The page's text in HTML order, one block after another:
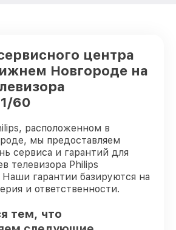
центра
Новгороде на
60
расположенном в
мы предоставляем
сервиса и гарантий для
телевизора Philips
гарантии базируются на
и ответственности.
тем, что